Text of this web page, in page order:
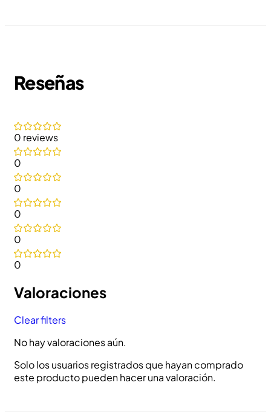
Reseñas
0 reviews
0
0
0
0
0
Valoraciones
Clear filters
No hay valoraciones aún.
Solo los usuarios registrados que hayan comprado
este producto pueden hacer una valoración.